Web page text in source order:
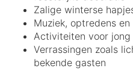
Zalige winterse
Muziek, optredens
Activiteiten voor jong
Verrassingen zoals
bekende gasten